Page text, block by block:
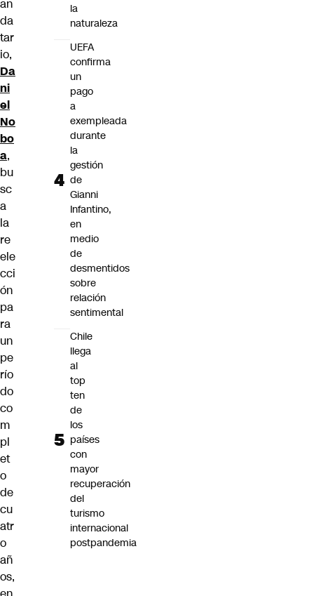
an
da
tar
io,
Da
ni
el
No
bo
a,
bu
sc
a
la
re
ele
cci
ón
pa
ra
un
pe
río
do
co
m
pl
et
o
de
cu
atr
o
añ
os,
la
naturaleza
UEFA
confirma
un
pago
a
exempleada
durante
la
gestión
de
Gianni
Infantino,
en
medio
de
desmentidos
sobre
relación
sentimental
Chile
llega
al
top
ten
de
los
países
con
mayor
recuperación
del
turismo
internacional
postpandemia